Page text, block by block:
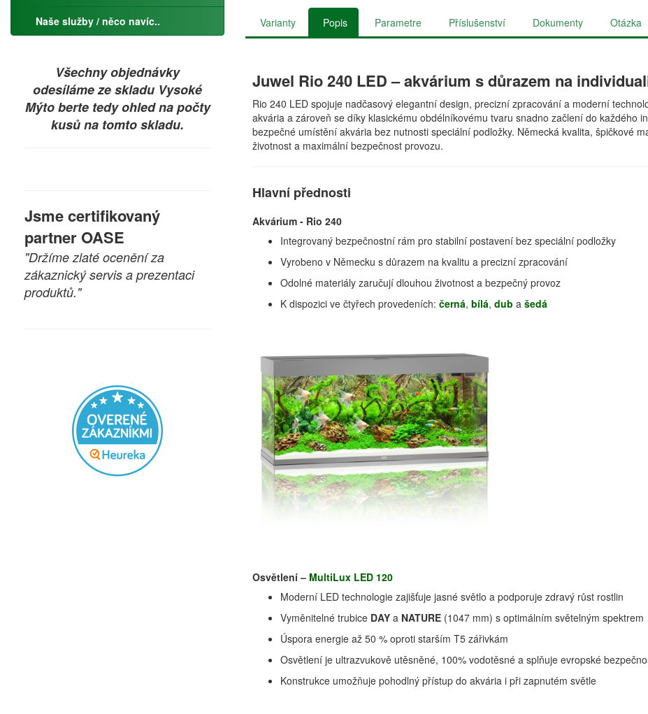
Naše služby / něco navíc..
Všechny objednávky
odesíláme ze skladu Vysoké
Mýto berte tedy ohled na počty
kusů na tomto skladu.
Jsme certifikovaný
partner OASE
"Držíme zlaté ocenění za
zákaznický servis a prezentaci
produktů."
Varianty Popis Parametre Příslušenství Dokumenty Otázka
Juwel Rio 240 LED – akvárium s důrazem na
Rio 240 LED spojuje nadčasový elegantní design, precizní zpracování a moderní
akvária a zároveň se díky klasickému obdélníkovému tvaru snadno začlení do každého
bezpečné umístění akvária bez nutnosti speciální podložky. Německá kvalita, špičkové
životnost a maximální bezpečnost provozu.
Hlavní přednosti
Akvárium - Rio 240
Integrovaný bezpečnostní rám pro stabilní postavení bez speciální podložky
Vyrobeno v Německu s důrazem na kvalitu a precizní zpracování
Odolné materiály zaručují dlouhou životnost a bezpečný provoz
K dispozici ve čtyřech provedeních: černá, bílá, dub a šedá
Osvětlení – MultiLux LED 120
Moderní LED technologie zajišťuje jasné světlo a podporuje zdravý růst rostlin
Vyměnitelné trubice DAY a NATURE (1047 mm) s optimálním světelným spektrem
Úspora energie až 50 % oproti starším T5 zářivkám
Osvětlení je ultrazvukově utěsněné, 100% vodotěsné a splňuje evropské
Konstrukce umožňuje pohodlný přístup do akvária i při zapnutém světle